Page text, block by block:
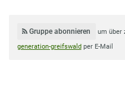
Gruppe abonnieren um über
generation-greifswald per E-Mail